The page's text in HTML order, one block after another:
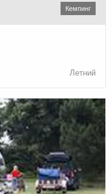
Кемпинг
Летний